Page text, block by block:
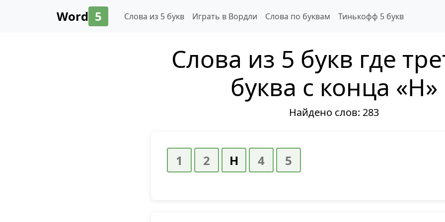
Word 5 Слова из 5 букв Играть в Вордли Слова по буквам Тинькофф 5 букв
Слова из 5 букв где
буква с конца «Н»
Найдено слов: 283